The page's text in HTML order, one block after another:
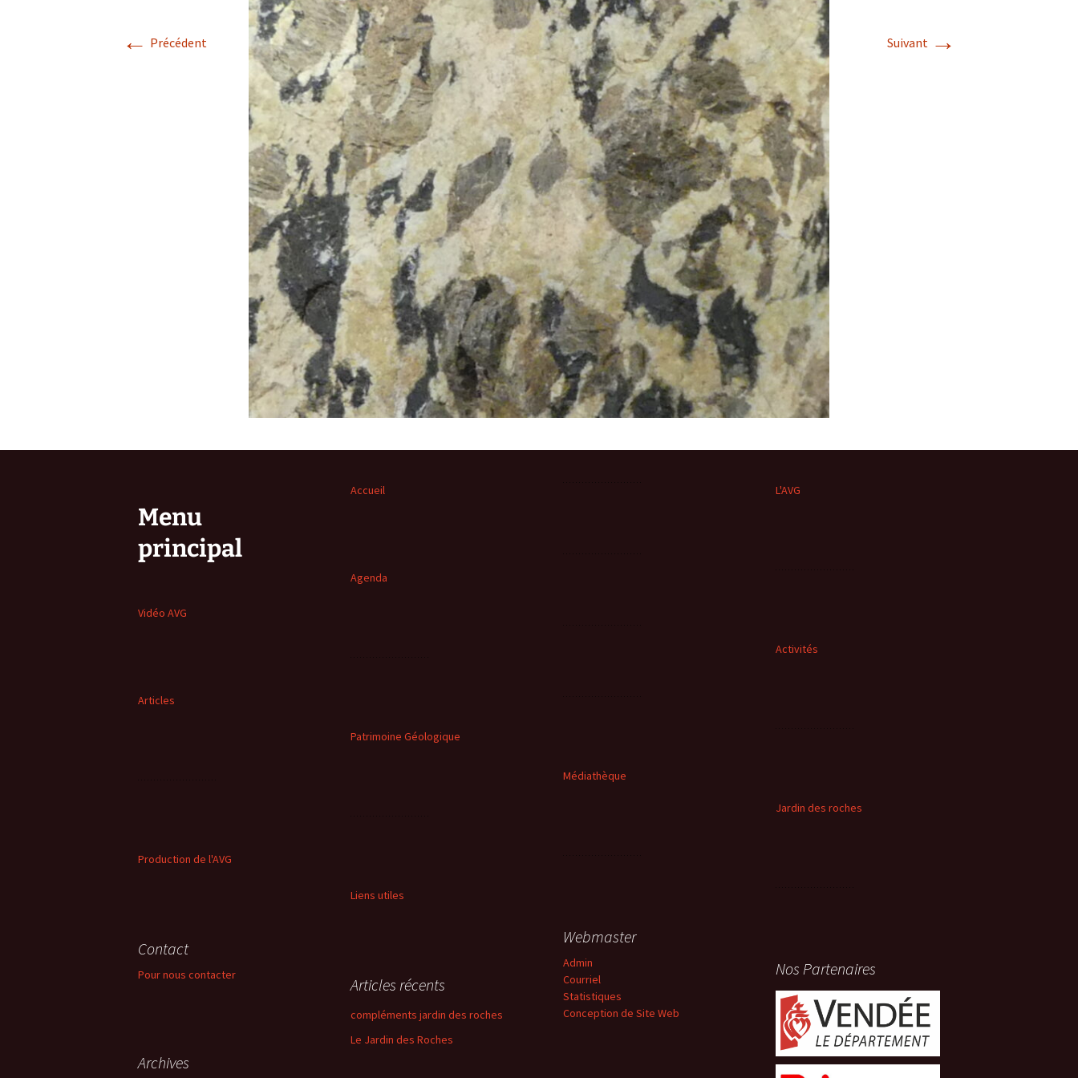
Conférences
Expositions,
Conférences…
Galerie de photos Roches
Lames minces de roches
Minéraux
Inventaire des minéraux
vendéens
Fossiles
Paysages, affleurements
Photos de groupes
Diaporamas
Galerie de vidéos
Cartes – schémas –
Echelles des temps
Carnets de voyages
Analyse de livres, revues,
…
← Précédent Suivant →
Menu
principal
Accueil L'AVG
Agenda
Vidéo AVG
Activités
Articles
Patrimoine Géologique
Médiathèque
Jardin des roches
Production de l'AVG
Liens utiles
Webmaster
Admin
Courriel
Statistiques
Conception de Site Web
Contact
Pour nous contacter
Nos Partenaires
Articles récents
compléments jardin des roches
Le Jardin des Roches
Archives